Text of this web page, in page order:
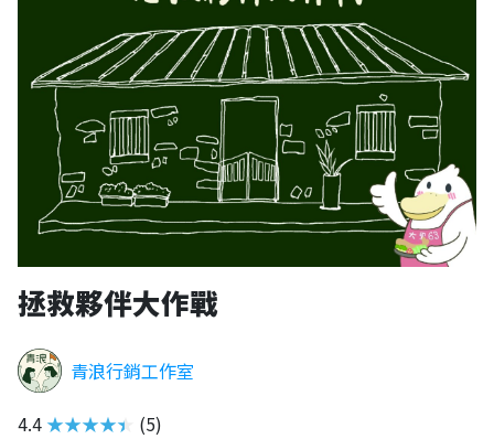
拯救夥伴大作戰
青浪行銷工作室
4.4 ★★★★★ (5)